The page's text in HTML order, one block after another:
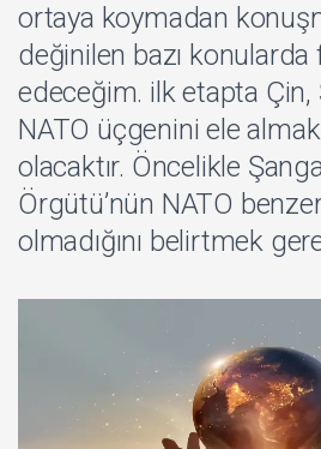
ortaya koymadan
değinilen bazı konularda
edeceğim. ilk etapta Çin,
NATO üçgenini ele
olacaktır. Öncelikle
Örgütü’nün NATO
olmadığını belirtmek